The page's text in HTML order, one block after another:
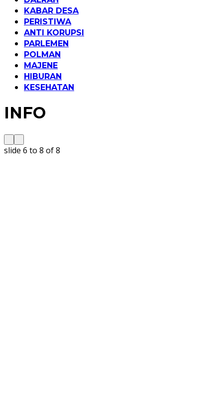
KABAR DESA
PERISTIWA
ANTI KORUPSI
PARLEMEN
POLMAN
MAJENE
HIBURAN
KESEHATAN
INFO
slide 6 to 8 of 8